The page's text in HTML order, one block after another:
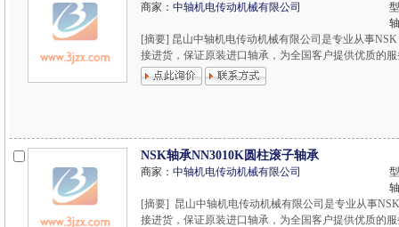
商家：中轴机电传动机械有限公司
[摘要] 昆山中轴机电传动机械有限公司是专业从事
接进货，保证原装进口轴承，为全国客户提供优质的
NSK轴承NN3010K圆柱滚子轴承
商家：中轴机电传动机械有限公司
[摘要] 昆山中轴机电传动机械有限公司是专业从事
接进货，保证原装进口轴承，为全国客户提供优质的